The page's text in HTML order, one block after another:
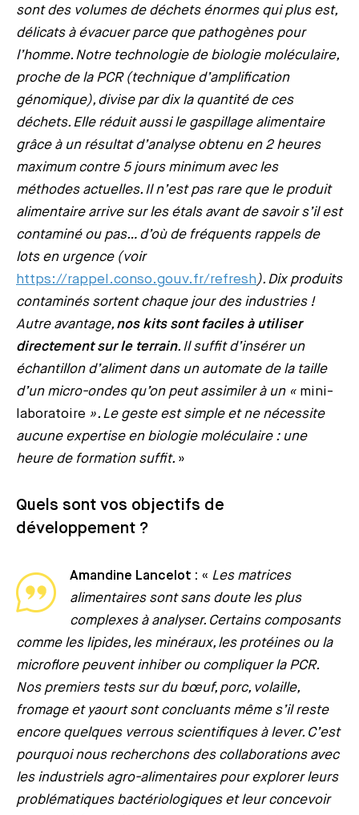
sont des volumes de déchets énormes qui plus est,
délicats à évacuer parce que pathogènes pour
l’homme. Notre technologie de biologie moléculaire,
proche de la PCR (technique d’amplification
génomique), divise par dix la quantité de ces
déchets. Elle réduit aussi le gaspillage alimentaire
grâce à un résultat d’analyse obtenu en 2 heures
maximum contre 5 jours minimum avec les
méthodes actuelles. Il n’est pas rare que le produit
alimentaire arrive sur les étals avant de savoir s’il est
contaminé ou pas… d’où de fréquents rappels de
lots en urgence (voir
https://rappel.conso.gouv.fr/refresh). Dix produits
contaminés sortent chaque jour des industries !
Autre avantage, nos kits sont faciles à utiliser
directement sur le terrain. Il suffit d’insérer un
échantillon d’aliment dans un automate de la taille
d’un micro-ondes qu’on peut assimiler à un « mini-
laboratoire ». Le geste est simple et ne nécessite
aucune expertise en biologie moléculaire : une
heure de formation suffit. »
Quels sont vos objectifs de
développement ?
Amandine Lancelot : « Les matrices
alimentaires sont sans doute les plus
complexes à analyser. Certains composants
comme les lipides, les minéraux, les protéines ou la
microflore peuvent inhiber ou compliquer la PCR.
Nos premiers tests sur du bœuf, porc, volaille,
fromage et yaourt sont concluants même s’il reste
encore quelques verrous scientifiques à lever. C’est
pourquoi nous recherchons des collaborations avec
les industriels agro-alimentaires pour explorer leurs
problématiques bactériologiques et leur concevoir